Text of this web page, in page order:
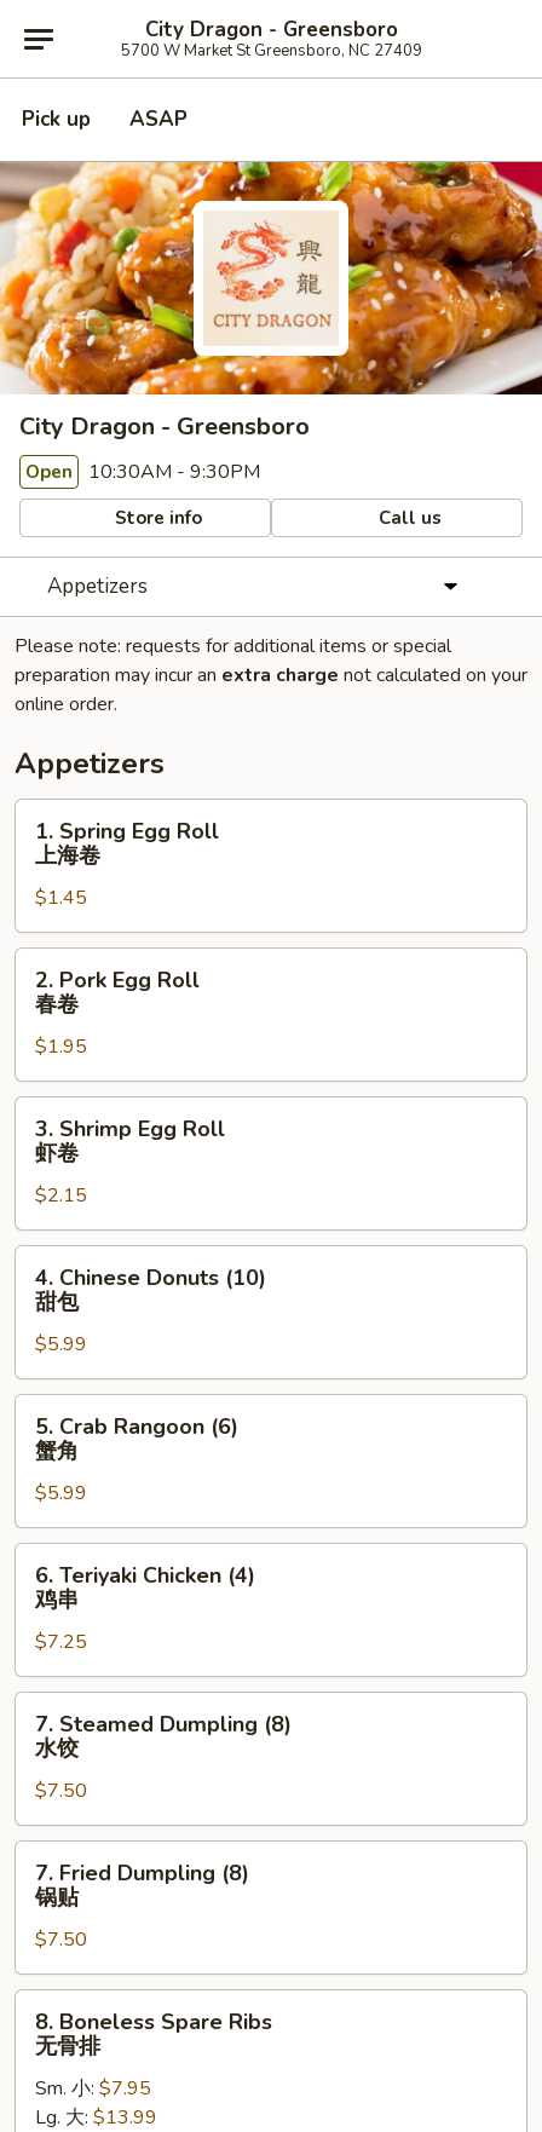
City Dragon - Greensboro
5700 W Market St Greensboro, NC 27409
Pick up ASAP
City Dragon - Greensboro
Open 10:30AM - 9:30PM
Store info Call us
Appetizers
Please note: requests for additional items or special
preparation may incur an extra charge not calculated on your
online order.
Appetizers
Spring
Egg
Roll
上
海
1. Spring Egg Roll
上海卷
$1.45
Pork
Egg
Roll
春
卷
2. Pork Egg Roll
春卷
$1.95
Shrimp
Egg
Roll
虾
卷
3. Shrimp Egg Roll
虾卷
$2.15
Chinese
Donuts
(10)
甜
包
4. Chinese Donuts (10)
甜包
$5.99
Crab
Rangoon
(6)
蟹
角
5. Crab Rangoon (6)
蟹角
$5.99
Teriyaki
Chicken
(4)
鸡
串
6. Teriyaki Chicken (4)
鸡串
$7.25
Steamed
Dumpling
(8)
水
饺
7. Steamed Dumpling (8)
水饺
$7.50
Fried
Dumpling
(8)
锅
贴
7. Fried Dumpling (8)
锅贴
$7.50
Boneless
Spare
Ribs
8. Boneless Spare Ribs
无骨排
Sm. 小: $7.95
Lg. 大: $13.99